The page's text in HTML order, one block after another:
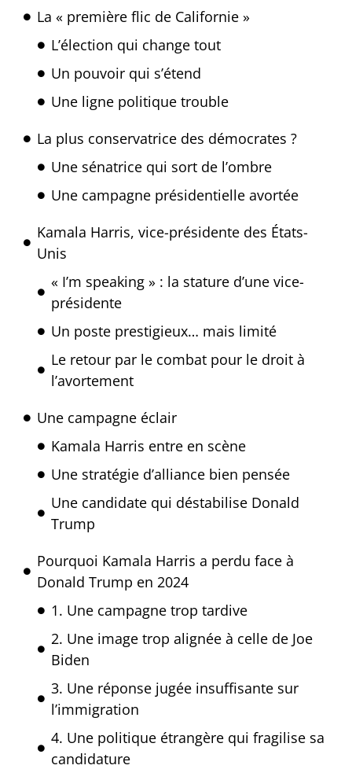
La « première flic de Californie »
L’élection qui change tout
Un pouvoir qui s’étend
Une ligne politique trouble
La plus conservatrice des démocrates ?
Une sénatrice qui sort de l’ombre
Une campagne présidentielle avortée
Kamala Harris, vice-présidente des États-
Unis
« I’m speaking » : la stature d’une vice-
présidente
Un poste prestigieux… mais limité
Le retour par le combat pour le droit à
l’avortement
Une campagne éclair
Kamala Harris entre en scène
Une stratégie d’alliance bien pensée
Une candidate qui déstabilise Donald
Trump
Pourquoi Kamala Harris a perdu face à
Donald Trump en 2024
1. Une campagne trop tardive
2. Une image trop alignée à celle de Joe
Biden
3. Une réponse jugée insuffisante sur
l’immigration
4. Une politique étrangère qui fragilise sa
candidature